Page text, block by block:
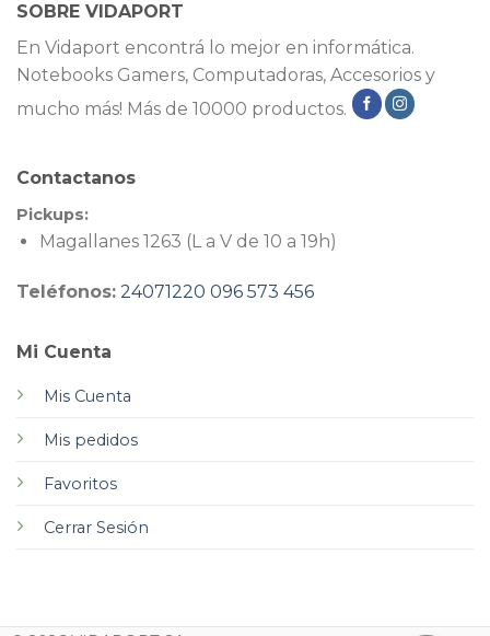
SOBRE VIDAPORT
En Vidaport encontrá lo mejor en informática.
Notebooks Gamers, Computadoras, Accesorios y
mucho más! Más de 10000 productos.
Mi Cuenta
Mis Cuenta
Mis pedidos
Favoritos
Cerrar Sesión
Contactanos
Pickups:
Magallanes 1263 (L a V de 10 a 19h)
Teléfonos: 24071220 096 573 456